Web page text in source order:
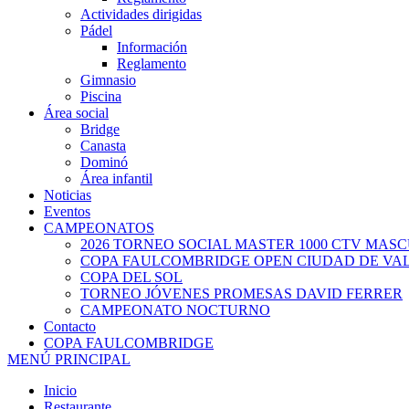
Actividades dirigidas
Pádel
Información
Reglamento
Gimnasio
Piscina
Área social
Bridge
Canasta
Dominó
Área infantil
Noticias
Eventos
CAMPEONATOS
2026 TORNEO SOCIAL MASTER 1000 CTV
COPA FAULCOMBRIDGE OPEN CIUDAD DE
COPA DEL SOL
TORNEO JÓVENES PROMESAS DAVID FERRER
CAMPEONATO NOCTURNO
Contacto
COPA FAULCOMBRIDGE
MENÚ PRINCIPAL
Inicio